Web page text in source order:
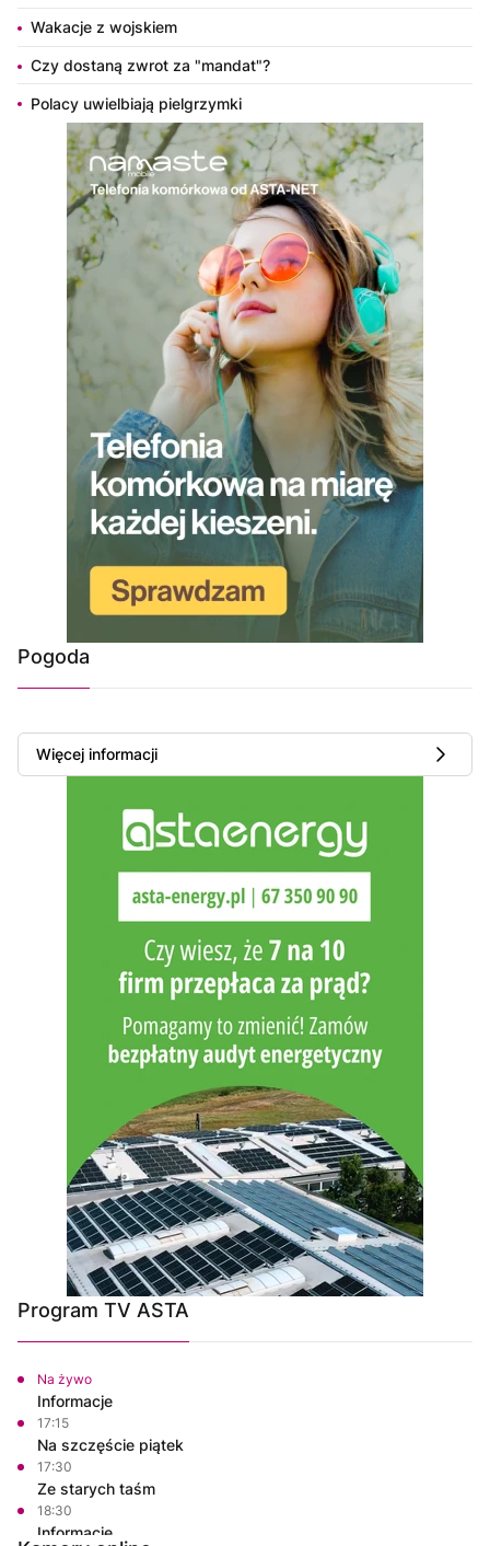
Wakacje z wojskiem
Czy dostaną zwrot za "mandat"?
Polacy uwielbiają pielgrzymki
Pogoda
Więcej informacji
Program TV ASTA
Na żywo
Informacje
17:15
Na szczęście piątek
17:30
Ze starych taśm
18:30
Informacje